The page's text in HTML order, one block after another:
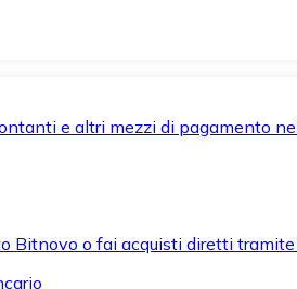
e altri mezzi di pagamento
Bitnovo o fai acquisti diretti